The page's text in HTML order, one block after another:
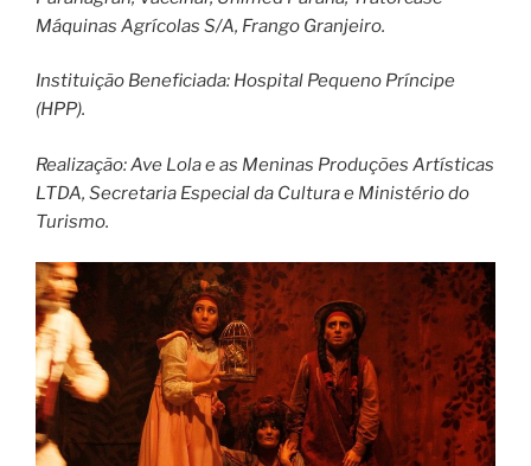
Máquinas Agrícolas S/A, Frango Granjeiro.
Instituição Beneficiada: Hospital Pequeno Príncipe
(HPP).
Realização: Ave Lola e as Meninas Produções Artísticas
LTDA, Secretaria Especial da Cultura e Ministério do
Turismo.